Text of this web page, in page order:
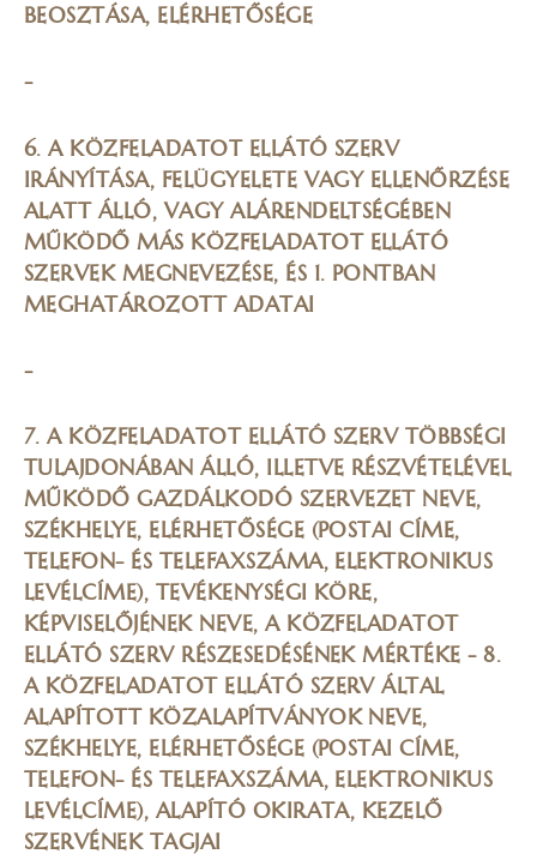
BEOSZTÁSA, ELÉRHETŐSÉGE
-
6. A KÖZFELADATOT ELLÁTÓ SZERV
IRÁNYÍTÁSA, FELÜGYELETE VAGY ELLENŐRZÉSE
ALATT ÁLLÓ, VAGY ALÁRENDELTSÉGÉBEN
MŰKÖDŐ MÁS KÖZFELADATOT ELLÁTÓ
SZERVEK MEGNEVEZÉSE, ÉS 1. PONTBAN
MEGHATÁROZOTT ADATAI
-
7. A KÖZFELADATOT ELLÁTÓ SZERV TÖBBSÉGI
TULAJDONÁBAN ÁLLÓ, ILLETVE RÉSZVÉTELÉVEL
MŰKÖDŐ GAZDÁLKODÓ SZERVEZET NEVE,
SZÉKHELYE, ELÉRHETŐSÉGE (POSTAI CÍME,
TELEFON- ÉS TELEFAXSZÁMA, ELEKTRONIKUS
LEVÉLCÍME), TEVÉKENYSÉGI KÖRE,
KÉPVISELŐJÉNEK NEVE, A KÖZFELADATOT
ELLÁTÓ SZERV RÉSZESEDÉSÉNEK MÉRTÉKE - 8.
A KÖZFELADATOT ELLÁTÓ SZERV ÁLTAL
ALAPÍTOTT KÖZALAPÍTVÁNYOK NEVE,
SZÉKHELYE, ELÉRHETŐSÉGE (POSTAI CÍME,
TELEFON- ÉS TELEFAXSZÁMA, ELEKTRONIKUS
LEVÉLCÍME), ALAPÍTÓ OKIRATA, KEZELŐ
SZERVÉNEK TAGJAI